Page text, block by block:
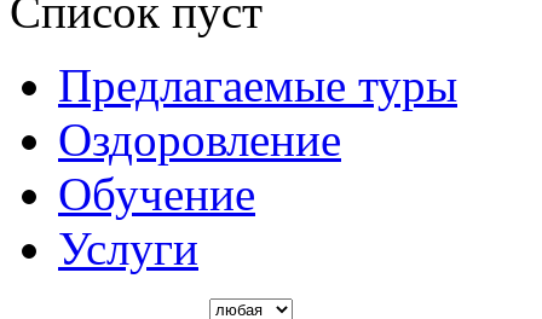
Список пуст
Предлагаемые туры
Оздоровление
Обучение
Услуги